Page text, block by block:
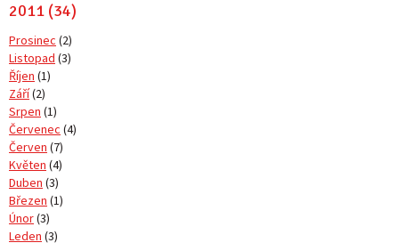
2011 (34)
Prosinec (2)
Listopad (3)
Říjen (1)
Září(2)
Srpen (1)
Červenec (4)
Červen (7)
Květen (4)
Duben (3)
Březen (1)
Únor(3)
Leden (3)